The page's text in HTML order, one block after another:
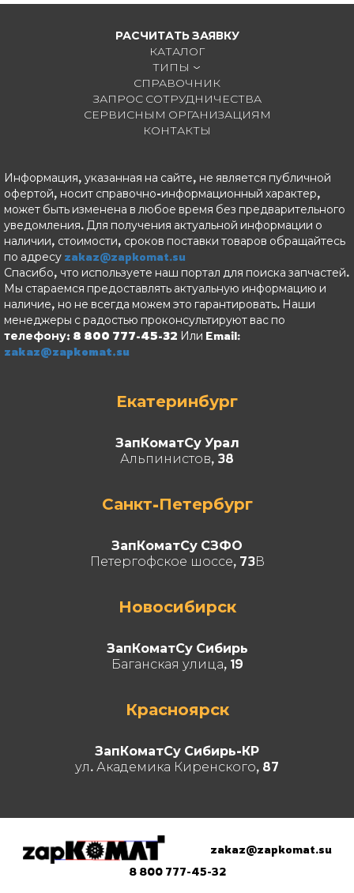
РАСЧИТАТЬ ЗАЯВКУ
КАТАЛОГ
ТИПЫ
СПРАВОЧНИК
ЗАПРОС СОТРУДНИЧЕСТВА
СЕРВИСНЫМ ОРГАНИЗАЦИЯМ
КОНТАКТЫ
Информация, указанная на сайте, не является публичной
офертой, носит справочно-информационный характер,
может быть изменена в любое время без предварительного
уведомления. Для получения актуальной информации о
наличии, стоимости, сроков поставки товаров обращайтесь
по адресу zakaz@zapkomat.su
Спасибо, что используете наш портал для поиска запчастей.
Мы стараемся предоставлять актуальную информацию и
наличие, но не всегда можем это гарантировать. Наши
менеджеры с радостью проконсультируют вас по
телефону: 8 800 777-45-32 Или Email:
zakaz@zapkomat.su
Екатеринбург
ЗапКоматСу Урал
Альпинистов, 38
Санкт-Петербург
ЗапКоматСу СЗФО
Петергофское шоссе, 73В
Новосибирск
ЗапКоматСу Сибирь
Баганская улица, 19
Красноярск
ЗапКоматСу Сибирь-КР
ул. Академика Киренского, 87
zakaz@zapkomat.su
8 800 777-45-32